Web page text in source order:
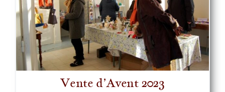
Vente d’Avent 2023